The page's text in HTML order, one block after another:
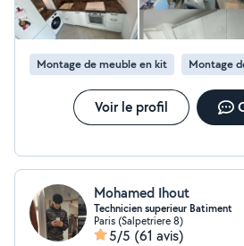
disponible 7j/7 pour vos urgences Nous intervenons à
Paris et dans les environs îles de
Montage de meuble en kit Montage
Voir le profil
Mohamed Ihout
Technicien superieur Batiment
Paris (Salpetriere 8)
5/5 (61 avis)